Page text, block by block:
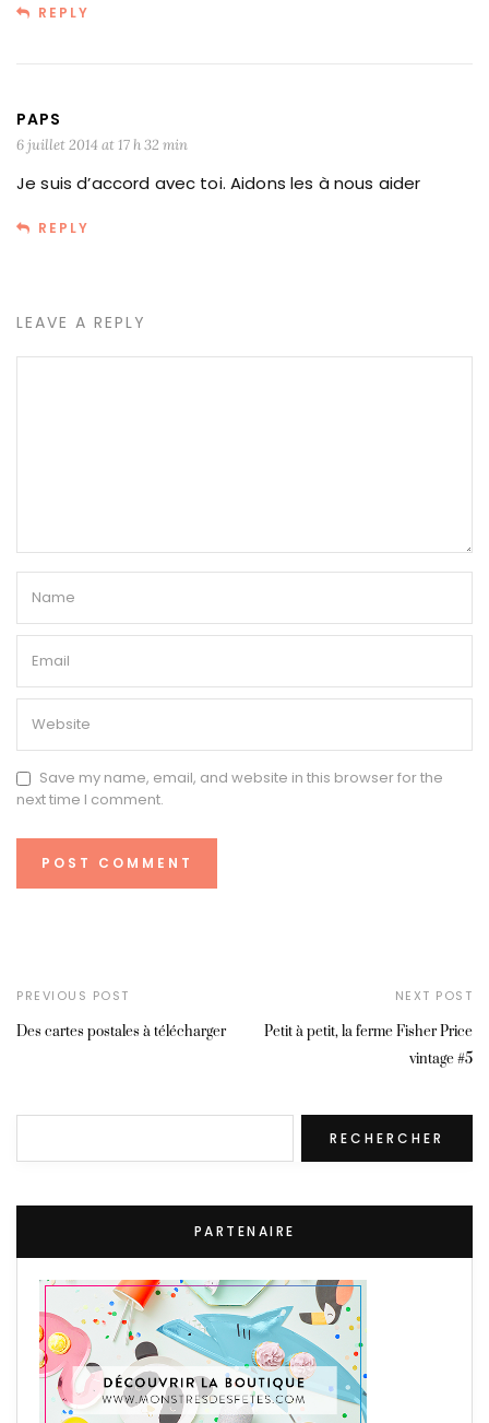
REPLY
PAPS
6 juillet 2014 at 17 h 32 min
Je suis d’accord avec toi. Aidons les à nous aider
REPLY
LEAVE A REPLY
Save my name, email, and website in this browser for the
next time I comment.
PREVIOUS POST
Des cartes postales à télécharger
NEXT POST
Petit à petit, la ferme Fisher Price
vintage #5
RECHERCHER
PARTENAIRE